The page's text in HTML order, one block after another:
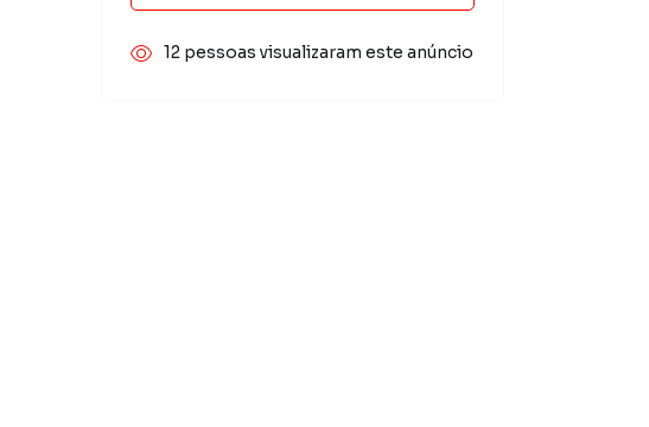
12 pessoas visualizaram este anúncio